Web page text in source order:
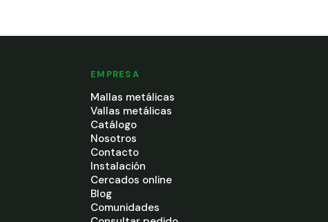
EMPRESA
Mallas metálicas
Vallas metálicas
Catálogo
Nosotros
Contacto
Instalación
Cercados online
Blog
Comunidades